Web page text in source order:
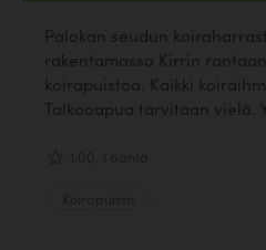
Palokan seudun
rakentamassa Kirrin
koirapuistoa. Kaikki
Talkooapua tarvitaan vielä.